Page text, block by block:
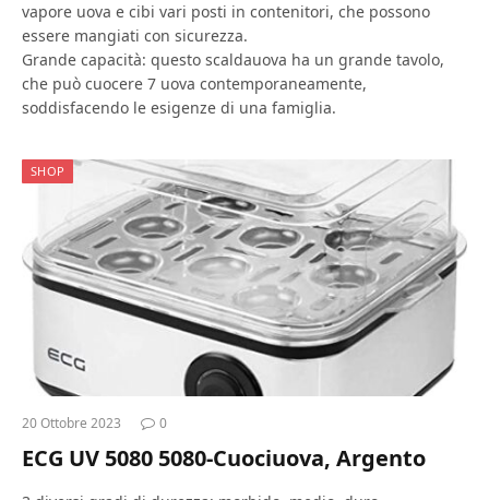
vapore uova e cibi vari posti in contenitori, che possono
essere mangiati con sicurezza.
Grande capacità: questo scaldauova ha un grande tavolo,
che può cuocere 7 uova contemporaneamente,
soddisfacendo le esigenze di una famiglia.
SHOP
20 Ottobre 2023 0
ECG UV 5080 5080-Cuociuova, Argento